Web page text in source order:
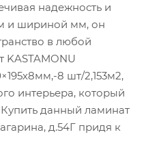
надежность и
и шириной мм, он
в любой
8 шт/2,153м2,
интерьера, который
данный ламинат
д.54Г придя к